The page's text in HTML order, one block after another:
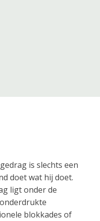
is slechts een
doet wat hij doet.
ligt onder de
blokkades of